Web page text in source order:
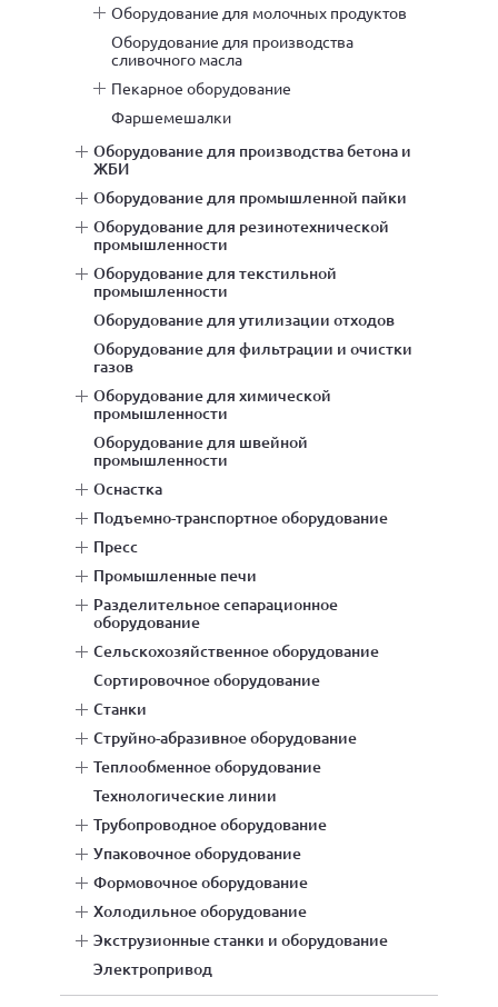
оборудование для молочных продуктов
оборудование для производства
сливочного масла
пекарное оборудование
фаршемешалки
оборудование для производства бетона и
ЖБИ
оборудование для промышленной пайки
оборудование для резинотехнической
промышленности
оборудование для текстильной
промышленности
оборудование для утилизации отходов
оборудование для фильтрации и очистки
газов
оборудование для химической
промышленности
оборудование для швейной
промышленности
оснастка
подъемно-транспортное оборудование
пресс
промышленные печи
разделительное сепарационное
оборудование
сельскохозяйственное оборудование
сортировочное оборудование
станки
струйно-абразивное оборудование
теплообменное оборудование
технологические линии
трубопроводное оборудование
упаковочное оборудование
формовочное оборудование
холодильное оборудование
экструзионные станки и оборудование
электропривод